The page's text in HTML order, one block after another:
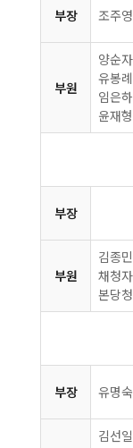
부장 조주영
부원
양순
유봉
임은
윤재
부장
부원
김종
채청자
본당
부장 유명숙
김선